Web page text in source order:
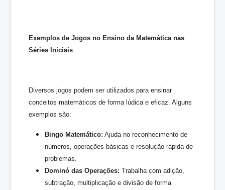
Exemplos de Jogos no Ensino da Matemática nas
Séries Iniciais
Diversos jogos podem ser utilizados para ensinar
conceitos matemáticos de forma lúdica e eficaz. Alguns
exemplos são:
Bingo Matemático: Ajuda no reconhecimento de
números, operações básicas e resolução rápida de
problemas.
Dominó das Operações: Trabalha com adição,
subtração, multiplicação e divisão de forma